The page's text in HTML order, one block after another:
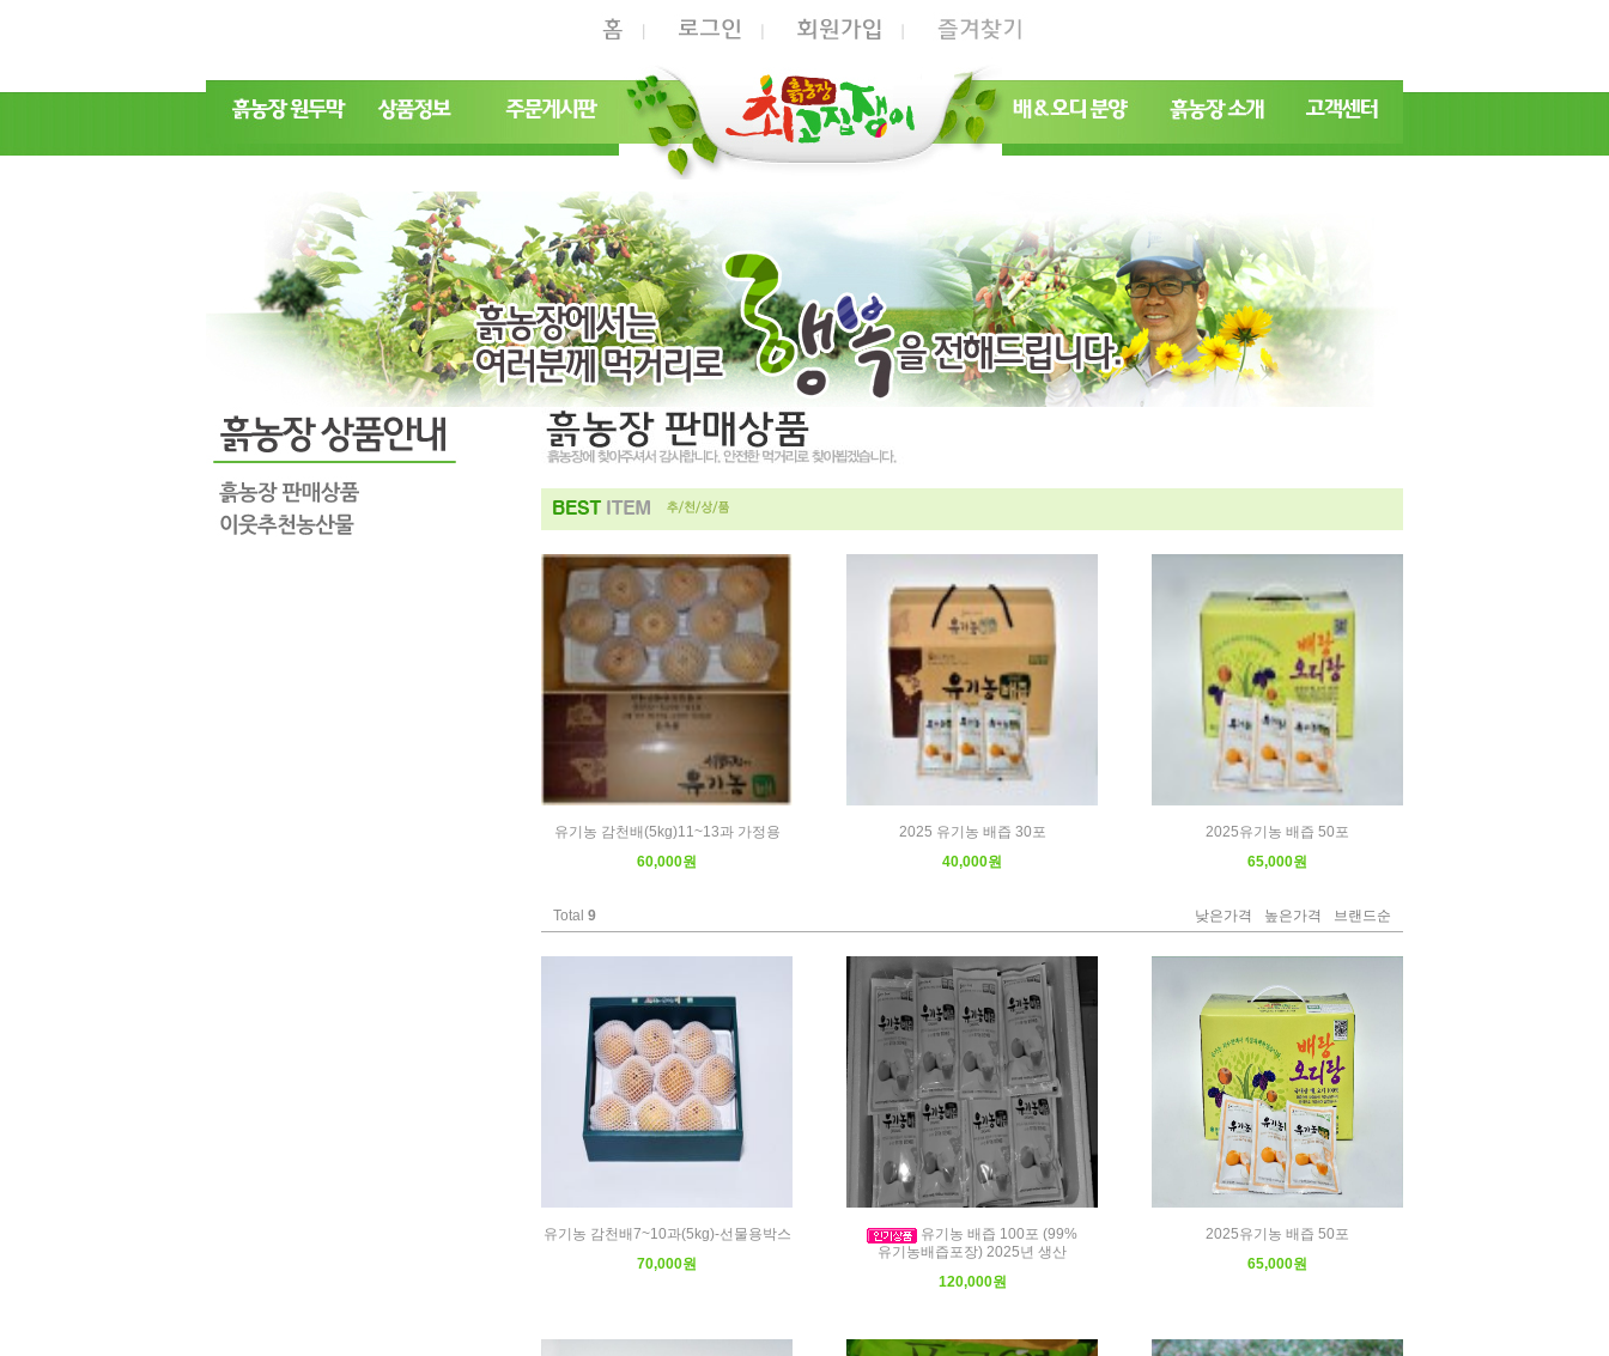
유기농 감천배(5kg)11~13과 가정용
60,000원
2025 유기농 배즙 30포
40,000원
2025유기농 배즙 50포
65,000원
Total 9 낮은가격 높은가격 브랜드순
유기농 감천배7~10과(5kg)-선물용박스
70,000원
유기농 배즙 100포 (99%
유기농배즙포장) 2025년 생산
120,000원
2025유기농 배즙 50포
65,000원